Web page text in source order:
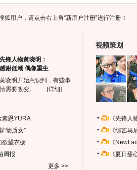
狐用户，请点击右上角“新用户注册”进行注册！
先锋人物黄晓明：
感谢低潮 偶像重生
黄晓明开始意识到，有些事
情需要改变。…… [详细]
素恩YURA
“物质女”
欲望衣橱
周报
更多 >>
视频策划
《先锋
《综艺
《
《夏日